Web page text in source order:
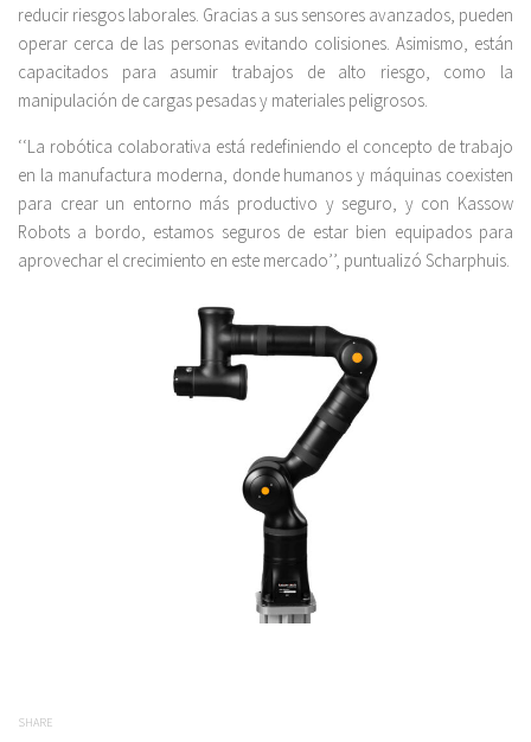
reducir riesgos laborales. Gracias a sus sensores avanzados, pueden
operar cerca de las personas evitando colisiones. Asimismo, están
capacitados para asumir trabajos de alto riesgo, como la
manipulación de cargas pesadas y materiales peligrosos.
‘‘La robótica colaborativa está redefiniendo el concepto de trabajo
en la manufactura moderna, donde humanos y máquinas coexisten
para crear un entorno más productivo y seguro, y con Kassow
Robots a bordo, estamos seguros de estar bien equipados para
aprovechar el crecimiento en este mercado’’, puntualizó Scharphuis.
SHARE